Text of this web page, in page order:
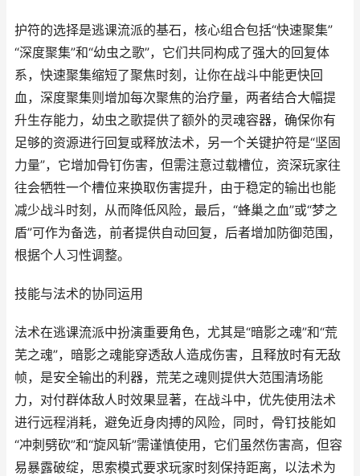
护符的选择是逃课流派的基石，核心组合包括“快速聚集”
“深度聚集”和“幼虫之歌”，它们共同构成了强大的回复体
系，快速聚集缩短了聚焦时刻，让你在战斗中能更快回
血，深度聚集则增加每次聚焦的治疗量，两者结合大幅提
升生存能力，幼虫之歌提供了额外的灵魂容器，确保你有
足够的资源进行回复或释放法术，另一个关键护符是“坚固
力量”，它增加骨钉伤害，但需注意过载槽位，资深玩家往
往会牺牲一个槽位来换取伤害提升，由于稳定的输出也能
减少战斗时刻，从而降低风险，最后，“蜂巢之血”或“梦之
盾”可作为备选，前者提供自动回复，后者增加防御范围，
根据个人习性调整。
技能与法术的协同运用
法术在逃课流派中扮演重要角色，尤其是“暗影之魂”和“荒
芜之魂”，暗影之魂能穿透敌人造成伤害，且释放时有无敌
帧，是安全输出的利器，荒芜之魂则提供大范围清场能
力，对付群体敌人时效果显著，在战斗中，优先使用法术
进行远程消耗，避免近身肉搏的风险，同时，骨钉技能如
“冲刺劈砍”和“旋风斩”需谨慎使用，它们虽然伤害高，但容
易暴露破绽，思索模式要求玩家时刻保持距离，以法术为